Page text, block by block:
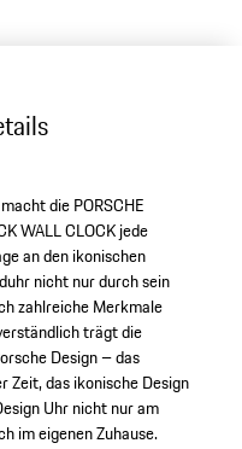
die PORSCHE
WALL CLOCK jede
an den ikonischen
nicht nur durch sein
zahlreiche Merkmale
trägt die
Design – das
Zeit, das ikonische Design
Uhr nicht nur am
im eigenen Zuhause.